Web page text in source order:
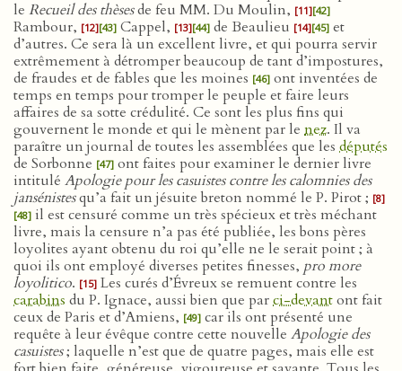
le Recueil des thèsesde feu MM. Du Moulin, [11][42]
Rambour, [12][43] Cappel, [13][44] de Beaulieu [14][45] et
d’autres. Ce sera là un excellent livre, et qui pourra servir
extrêmement à détromper beaucoup de tant d’impostures,
de fraudes et de fables que les moines [46] ont inventées de
temps en temps pour tromper le peuple et faire leurs
affaires de sa sotte crédulité. Ce sont les plus fins qui
gouvernent le monde et qui le mènent par le nez. Il va
paraître un journal de toutes les assemblées que les députés
de Sorbonne [47] ont faites pour examiner le dernier livre
intitulé Apologie pour les casuistes contre les calomnies des
jansénistesqu’a fait un jésuite breton nommé le P. Pirot ; [8]
[48] il est censuré comme un très spécieux et très méchant
livre, mais la censure n’a pas été publiée, les bons pères
loyolites ayant obtenu du roi qu’elle ne le serait point ; à
quoi ils ont employé diverses petites finesses, pro more
loyolitico. [15] Les curés d’Évreux se remuent contre les
carabins du P. Ignace, aussi bien que parci-devantont fait
ceux de Paris et d’Amiens, [49] car ils ont présenté une
requête à leur évêque contre cette nouvelle Apologie des
casuistes; laquelle n’est que de quatre pages, mais elle est